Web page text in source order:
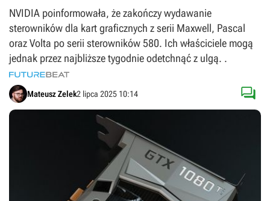
NVIDIA poinformowała, że zakończy wydawanie
sterowników dla kart graficznych z serii Maxwell, Pascal
oraz Volta po serii sterowników 580. Ich właściciele mogą
jednak przez najbliższe tygodnie odetchnąć z ulgą. .
Mateusz Zelek2 lipca 2025 10:14 